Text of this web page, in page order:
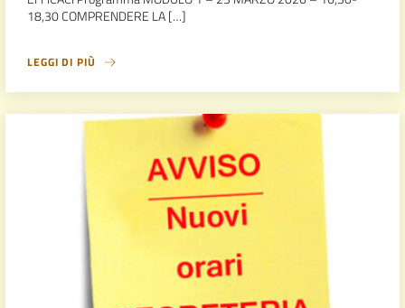
18,30 COMPRENDERE LA […]
LEGGI DI PIÙ